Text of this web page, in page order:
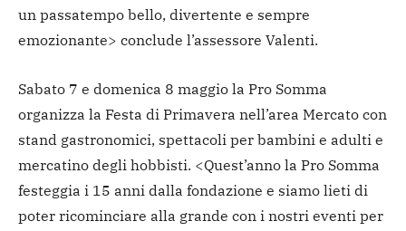
un passatempo bello, divertente e sempre
emozionante> conclude l’assessore Valenti.
Sabato 7 e domenica 8 maggio la Pro Somma
organizza la Festa di Primavera nell’area Mercato con
stand gastronomici, spettacoli per bambini e adulti e
mercatino degli hobbisti. <Quest’anno la Pro Somma
festeggia i 15 anni dalla fondazione e siamo lieti di
poter ricominciare alla grande con i nostri eventi per